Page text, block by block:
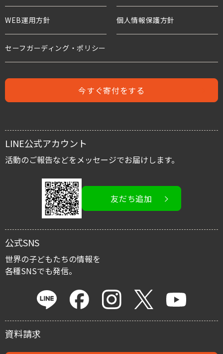
水と食糧のための募金
危機にある子どもたちのための募金
国内子ども支援募金
イベント情報
寄付金控除
マイルストーン・プロジェクト
人身売買
児童労働と世界の子どもたち
支援者の声
レポート
スタッフブログ
WEB運用方針 個人情報保護方針
セーフガーディング・ポリシー
今すぐ寄付をする
LINE公式アカウント
活動のご報告などをメッセージでお届けします。
友だち追加
公式SNS
世界の子どもたちの情報を
各種SNSでも発信。
資料請求